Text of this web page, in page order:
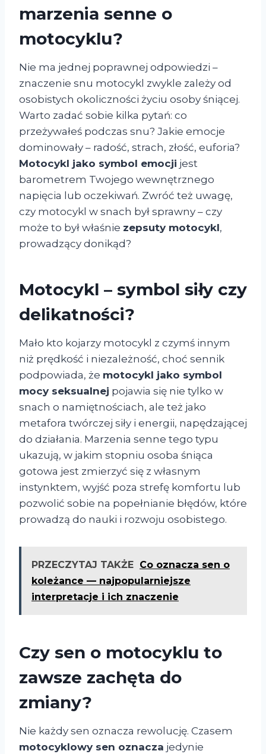
marzenia senne o
motocyklu?
Nie ma jednej poprawnej odpowiedzi –
znaczenie snu motocykl zwykle zależy od
osobistych okoliczności życiu osoby śniącej.
Warto zadać sobie kilka pytań: co
przeżywałeś podczas snu? Jakie emocje
dominowały – radość, strach, złość, euforia?
Motocykl jako symbol emocji jest
barometrem Twojego wewnętrznego
napięcia lub oczekiwań. Zwróć też uwagę,
czy motocykl w snach był sprawny – czy
może to był właśnie zepsuty motocykl,
prowadzący donikąd?
Motocykl – symbol siły czy
delikatności?
Mało kto kojarzy motocykl z czymś innym
niż prędkość i niezależność, choć sennik
podpowiada, że motocykl jako symbol
mocy seksualnej pojawia się nie tylko w
snach o namiętnościach, ale też jako
metafora twórczej siły i energii, napędzającej
do działania. Marzenia senne tego typu
ukazują, w jakim stopniu osoba śniąca
gotowa jest zmierzyć się z własnym
instynktem, wyjść poza strefę komfortu lub
pozwolić sobie na popełnianie błędów, które
prowadzą do nauki i rozwoju osobistego.
PRZECZYTAJ TAKŻE Co oznacza sen o
koleżance — najpopularniejsze
interpretacje i ich znaczenie
Czy sen o motocyklu to
zawsze zachęta do
zmiany?
Nie każdy sen oznacza rewolucję. Czasem
motocyklowy sen oznacza jedynie